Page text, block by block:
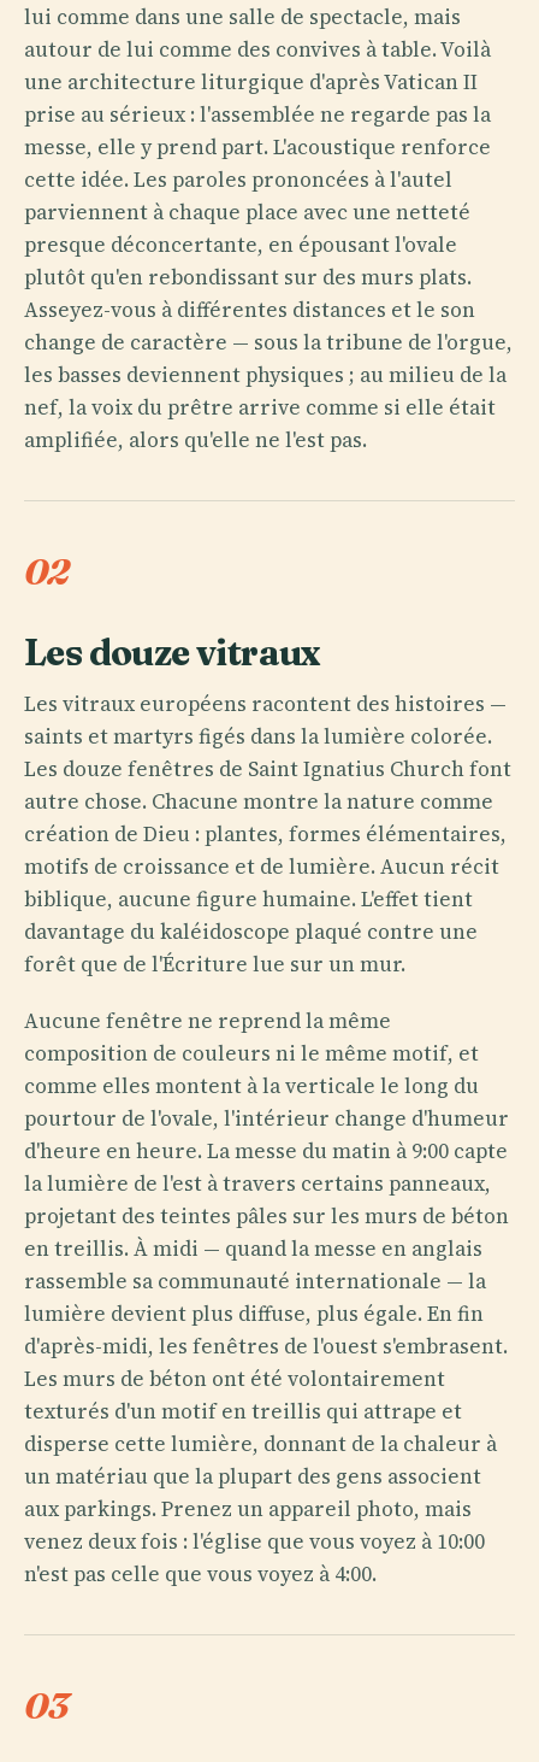
lui comme dans une salle de spectacle, mais
autour de lui comme des convives à table. Voilà
une architecture liturgique d'après Vatican II
prise au sérieux : l'assemblée ne regarde pas la
messe, elle y prend part. L'acoustique renforce
cette idée. Les paroles prononcées à l'autel
parviennent à chaque place avec une netteté
presque déconcertante, en épousant l'ovale
plutôt qu'en rebondissant sur des murs plats.
Asseyez-vous à différentes distances et le son
change de caractère — sous la tribune de l'orgue,
les basses deviennent physiques ; au milieu de la
nef, la voix du prêtre arrive comme si elle était
amplifiée, alors qu'elle ne l'est pas.
02
Les douze vitraux
Les vitraux européens racontent des histoires —
saints et martyrs figés dans la lumière colorée.
Les douze fenêtres de Saint Ignatius Church font
autre chose. Chacune montre la nature comme
création de Dieu : plantes, formes élémentaires,
motifs de croissance et de lumière. Aucun récit
biblique, aucune figure humaine. L'effet tient
davantage du kaléidoscope plaqué contre une
forêt que de l'Écriture lue sur un mur.
Aucune fenêtre ne reprend la même
composition de couleurs ni le même motif, et
comme elles montent à la verticale le long du
pourtour de l'ovale, l'intérieur change d'humeur
d'heure en heure. La messe du matin à 9:00 capte
la lumière de l'est à travers certains panneaux,
projetant des teintes pâles sur les murs de béton
en treillis. À midi — quand la messe en anglais
rassemble sa communauté internationale — la
lumière devient plus diffuse, plus égale. En fin
d'après-midi, les fenêtres de l'ouest s'embrasent.
Les murs de béton ont été volontairement
texturés d'un motif en treillis qui attrape et
disperse cette lumière, donnant de la chaleur à
un matériau que la plupart des gens associent
aux parkings. Prenez un appareil photo, mais
venez deux fois : l'église que vous voyez à 10:00
n'est pas celle que vous voyez à 4:00.
03